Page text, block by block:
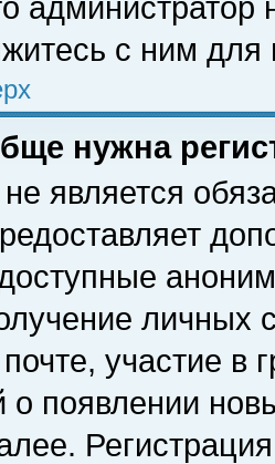
с ним для
нужна
не является
личных
участие в
о появлении